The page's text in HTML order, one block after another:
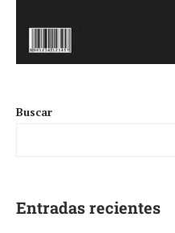
Buscar
Entradas recientes